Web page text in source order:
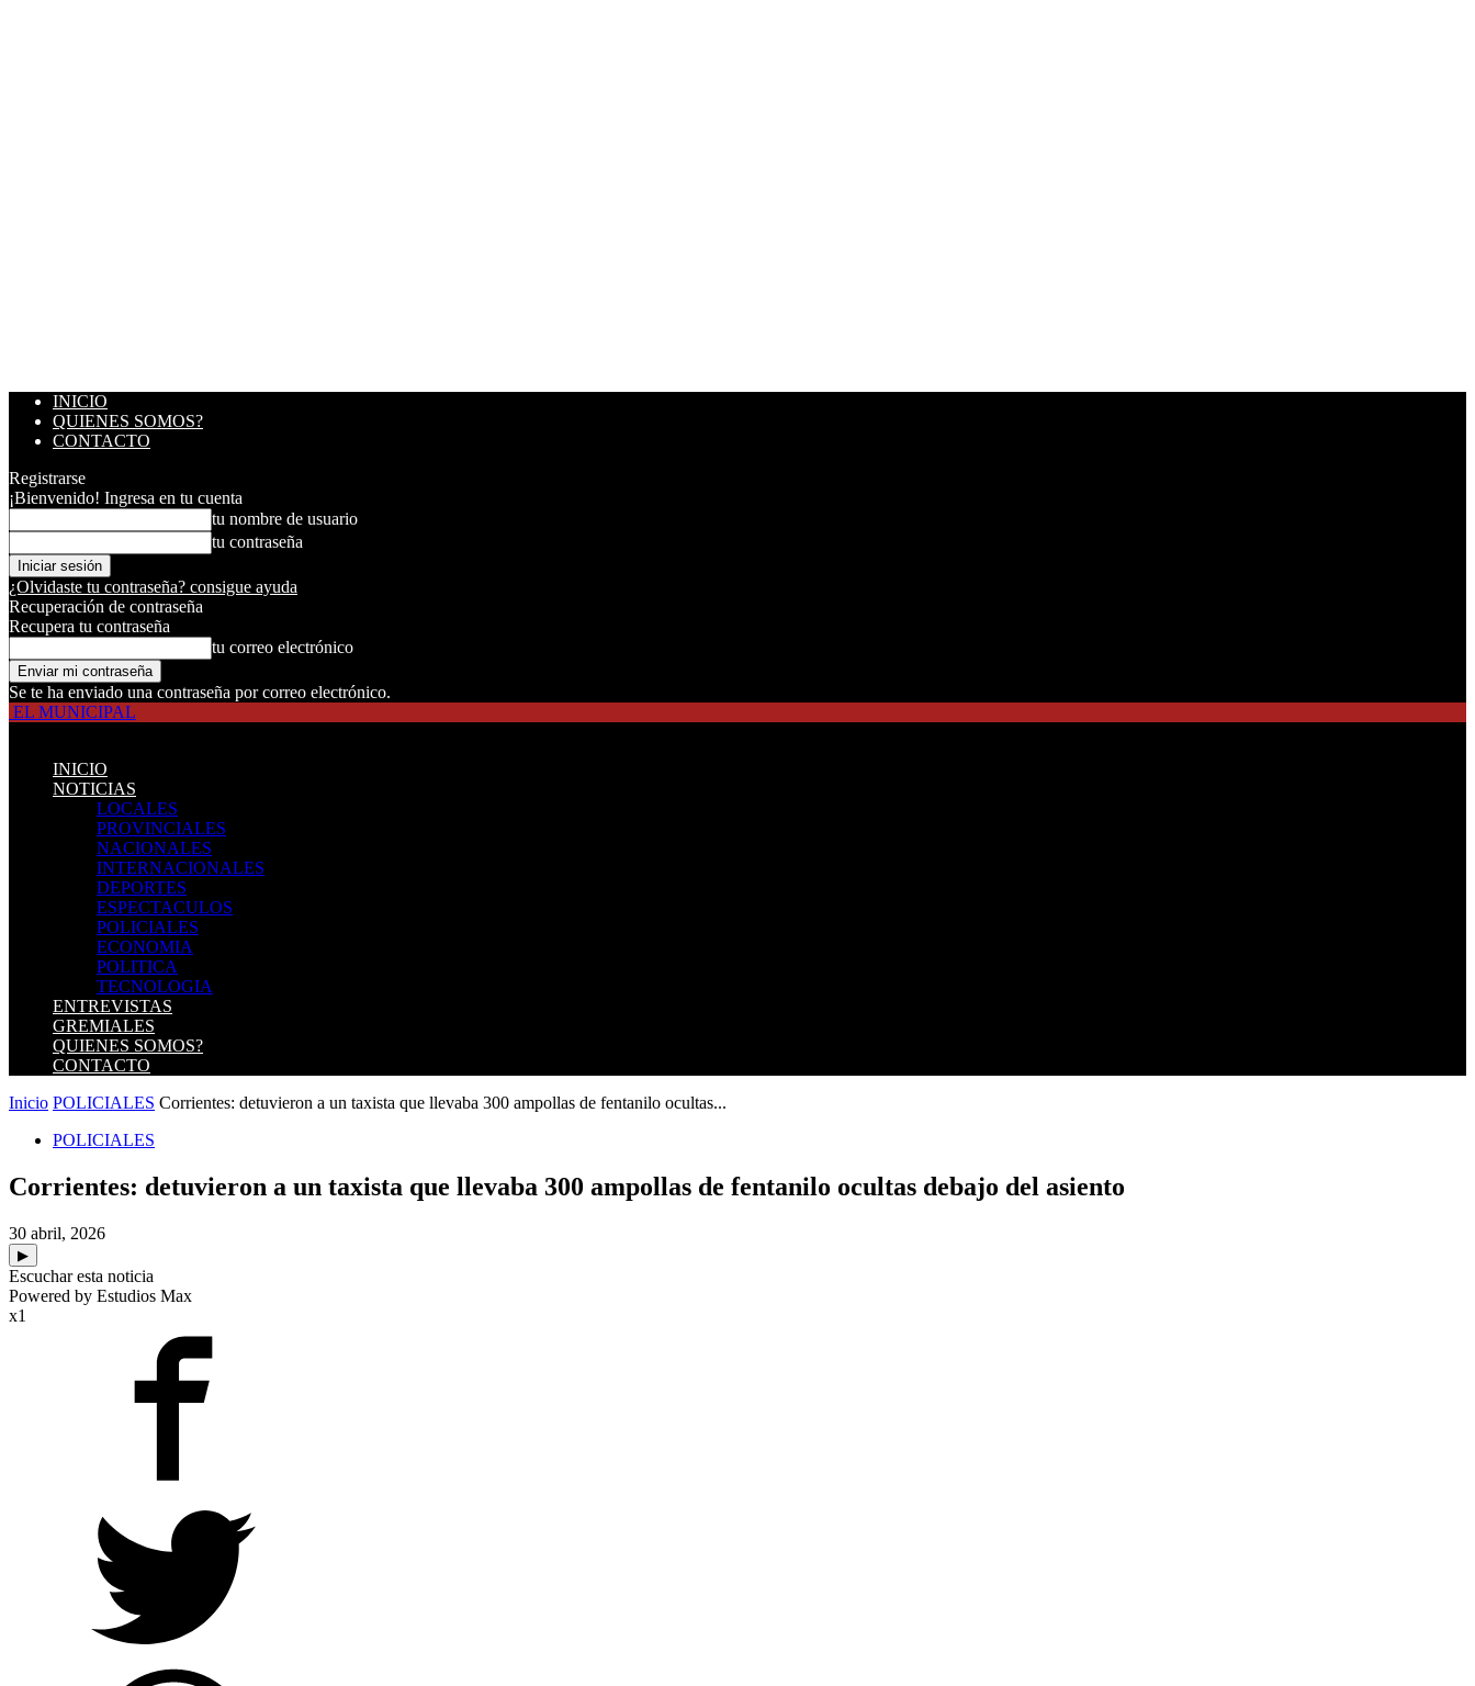
INICIO
QUIENES SOMOS?
CONTACTO
Registrarse
¡Bienvenido! Ingresa en tu cuenta
tu nombre de usuario
tu contraseña
¿Olvidaste tu contraseña? consigue ayuda
Recuperación de contraseña
Recupera tu contraseña
tu correo electrónico
Se te ha enviado una contraseña por correo electrónico.
EL MUNICIPAL
INICIO
NOTICIAS
LOCALES
PROVINCIALES
NACIONALES
INTERNACIONALES
DEPORTES
ESPECTACULOS
POLICIALES
ECONOMIA
POLITICA
TECNOLOGIA
ENTREVISTAS
GREMIALES
QUIENES SOMOS?
CONTACTO
Inicio POLICIALES Corrientes: detuvieron a un taxista que llevaba 300 ampollas de fentanilo ocultas...
POLICIALES
Corrientes: detuvieron a un taxista que llevaba 300 ampollas de fentanilo ocultas debajo del asiento
30 abril, 2026
▶
Escuchar esta noticia
Powered by Estudios Max
x1